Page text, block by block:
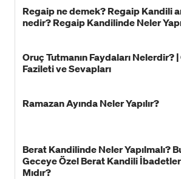
Regaip ne demek? Regaip Kandili
nedir? Regaip Kandilinde Neler
Oruç Tutmanın Faydaları Nelerdir?
Fazileti ve Sevapları
Ramazan Ayında Neler Yapılır?
Berat Kandilinde Neler Yapılmalı?
Geceye Özel Berat Kandili
Mıdır?